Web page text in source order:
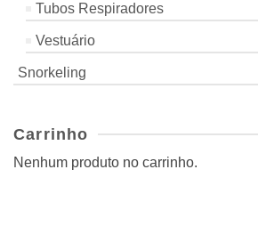
Tubos Respiradores
Vestuário
Snorkeling
Carrinho
Nenhum produto no carrinho.